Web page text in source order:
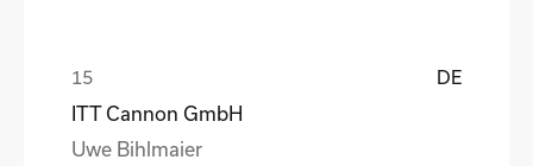
DE
ITT Cannon GmbH
Uwe Bihlmaier